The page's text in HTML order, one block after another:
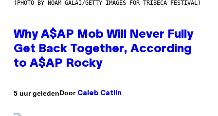
(PHOTO BY NOAM GALAI/GETTY IMAGES FOR TRIBECA FESTIVAL)
Why A$AP Mob Will Never Fully
Get Back Together, According
to A$AP Rocky
5 uur geledenDoor Caleb Catlin